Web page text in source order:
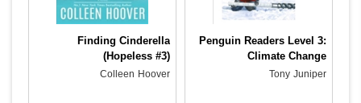
Penguin Readers Level 3:
Climate Change
Tony Juniper
Finding Cinderella
(Hopeless #3)
Colleen Hoover